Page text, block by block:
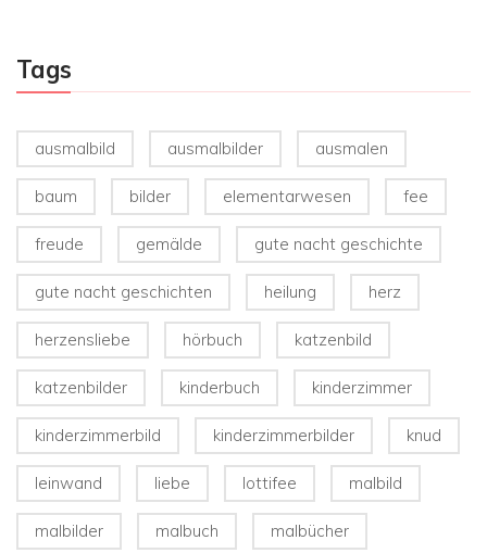
Tags
ausmalbild ausmalbilder ausmalen
baum bilder elementarwesen fee
freude gemälde gute nacht geschichte
gute nacht geschichten heilung herz
herzensliebe hörbuch katzenbild
katzenbilder kinderbuch kinderzimmer
kinderzimmerbild kinderzimmerbilder knud
leinwand liebe lottifee malbild
malbilder malbuch malbücher